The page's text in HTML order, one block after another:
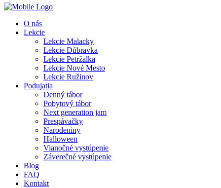
O nás
Lekcie
Lekcie Malacky
Lekcie Dúbravka
Lekcie Petržalka
Lekcie Nové Mesto
Lekcie Ružinov
Podujatia
Denný tábor
Pobytový tábor
Next generation jam
Prespávačky
Narodeniny
Halloween
Vianočné vystúpenie
Záverečné vystúpenie
Blog
FAQ
Kontakt